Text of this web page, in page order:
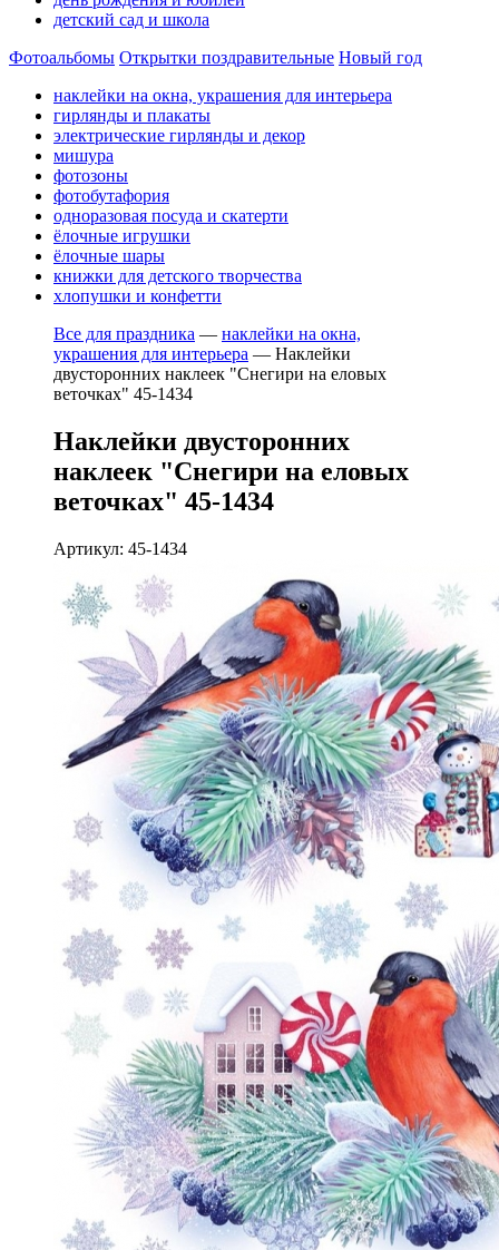
детский сад и школа
Фотоальбомы Открытки поздравительные Новый год
наклейки на окна, украшения для интерьера
гирлянды и плакаты
электрические гирлянды и декор
мишура
фотозоны
фотобутафория
одноразовая посуда и скатерти
ёлочные игрушки
ёлочные шары
книжки для детского творчества
хлопушки и конфетти
Все для праздника — наклейки на окна,
украшения для интерьера — Наклейки
двусторонних наклеек "Снегири на еловых
веточках" 45-1434
Наклейки двусторонних
наклеек "Снегири на еловых
веточках" 45-1434
Артикул: 45-1434